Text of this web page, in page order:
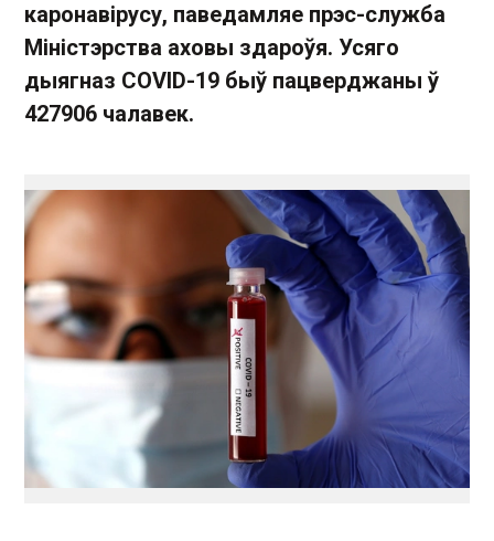
каронавірусу, паведамляе прэс-служба
Міністэрства аховы здароўя. Усяго
дыягназ COVID-19 быў пацверджаны ў
427906 чалавек.